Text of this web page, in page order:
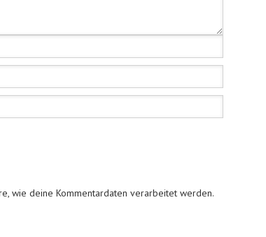
wie deine Kommentardaten verarbeitet werden.